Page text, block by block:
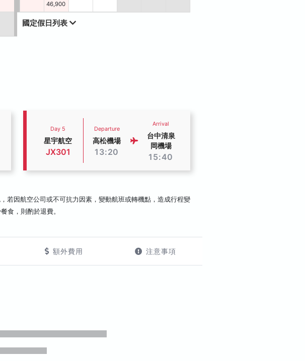
46,900
國定假日列表
Day 5
星宇航空
JX301
Departure
高松機場
13:20
Arrival
台中清泉
岡機場
15:40
若因航空公司或不可抗力因素，變動航班或轉機點，造成行程變
食，則酌於退費。
額外費用 注意事項